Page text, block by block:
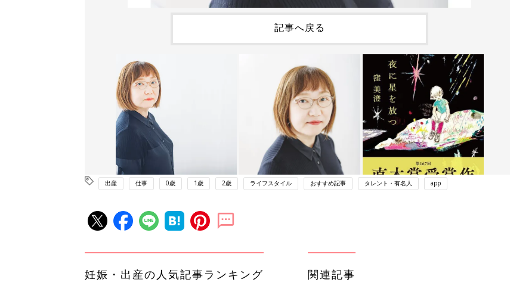
記事へ戻る
出産 仕事 0歳 1歳 2歳 ライフスタイル おすすめ記事 タレント・有名人 app
妊娠・出産の人気記事ランキング 関連記事